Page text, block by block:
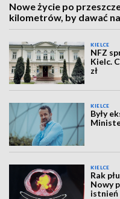
Nowe życie po
kilometrów, by dawać
KIELCE
NFZ
Kielc.
zł
KIELCE
Były
KIELCE
Rak
Nowy
istnień